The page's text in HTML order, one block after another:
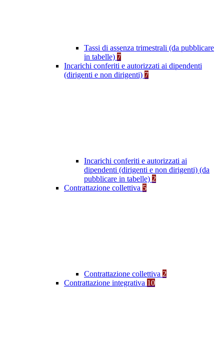
Tassi di assenza trimestrali (da pubblicare
in tabelle) 7
Incarichi conferiti e autorizzati ai dipendenti
(dirigenti e non dirigenti) 7
Incarichi conferiti e autorizzati ai
dipendenti (dirigenti e non dirigenti) (da
pubblicare in tabelle) 2
Contrattazione collettiva 5
Contrattazione collettiva 2
Contrattazione integrativa 10